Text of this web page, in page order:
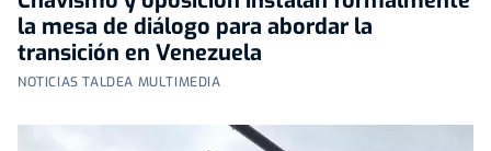
la mesa de diálogo para abordar la
transición en Venezuela
NOTICIAS TALDEA MULTIMEDIA